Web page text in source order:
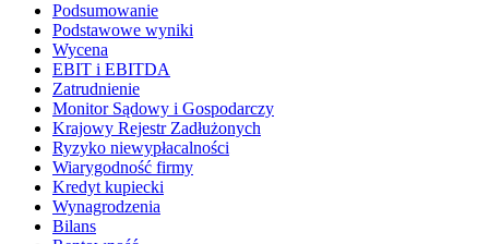
Podsumowanie
Podstawowe wyniki
Wycena
EBIT i EBITDA
Zatrudnienie
Monitor Sądowy i Gospodarczy
Krajowy Rejestr Zadłużonych
Ryzyko niewypłacalności
Wiarygodność firmy
Kredyt kupiecki
Wynagrodzenia
Bilans